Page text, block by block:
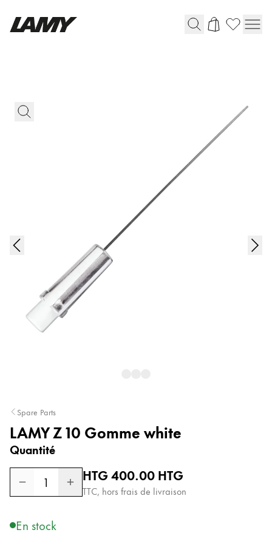
Stylo-bille
Peinture et Dessiner
Aquarelle
Crayons de couleur
Recharges
Encres / effaceurs d'encre
Pièces de rechange
Taille de plume
Étuis
Spare Parts
LAMY Z 10 Gomme white
Quantité
1
Prix normal
HTG 400.00HTG
TTC, hors frais de livraison
En stock